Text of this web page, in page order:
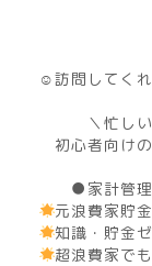
☺訪問してく
＼忙しいマ
初心者向け
●家計管理
元浪費家貯
知識・貯金
超浪費家で